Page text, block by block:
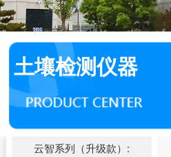
土壤检测仪器
云智系列（升级款）: